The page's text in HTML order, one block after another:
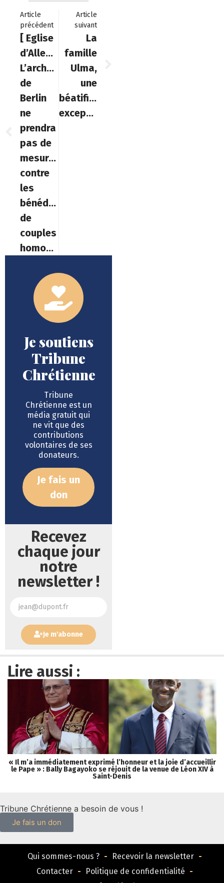
Article
précédent
[ Eglise
d’Allemagne]
L’archevêque
de
Berlin
ne
prendra
pas de
mesures
contre
les
bénédictions
de
couples
homosexuels
Article
suivant
La
famille
Ulma,
une
béatification
exceptionnelle
Je soutiens
Tribune
Chrétienne
Tribune
Chrétienne est un
média gratuit qui
ne vit que des
contributions
volontaires de ses
donateurs.
Je fais un
don
Recevez
chaque jour
notre
newsletter !
Je m'abonne
Lire aussi :
« Il m’a immédiatement exprimé l’honneur et la joie d’accueillir
le Pape » : Bally Bagayoko se réjouit de la venue de Léon XIV à
Saint-Denis
Tribune Chrétienne a besoin de vous !
Je fais un don
Qui sommes-nous ?
Recevoir la newsletter
Contacter
Politique de confidentialité